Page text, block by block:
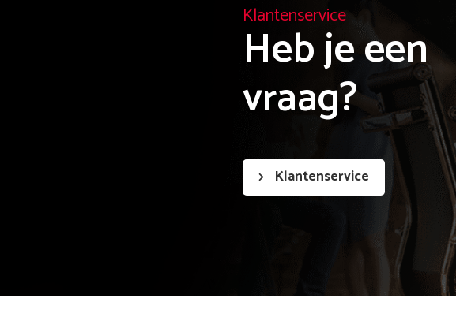
Klantenservice
Heb je een
vraag?
Klantenservice